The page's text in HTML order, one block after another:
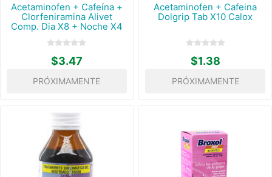
Acetaminofen + Cafeína +
Clorfeniramina Alivet
Comp. Dia X8 + Noche X4
$3.47
PRÓXIMAMENTE
Acetaminofen + Cafeina
Dolgrip Tab X10 Calox
$1.38
PRÓXIMAMENTE